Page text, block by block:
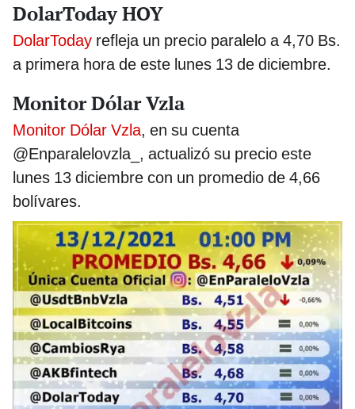
DolarToday HOY
DolarToday refleja un precio paralelo a 4,70 Bs.
a primera hora de este lunes 13 de diciembre.
Monitor Dólar Vzla
Monitor Dólar Vzla, en su cuenta
@Enparalelovzla_, actualizó su precio este
lunes 13 diciembre con un promedio de 4,66
bolívares.